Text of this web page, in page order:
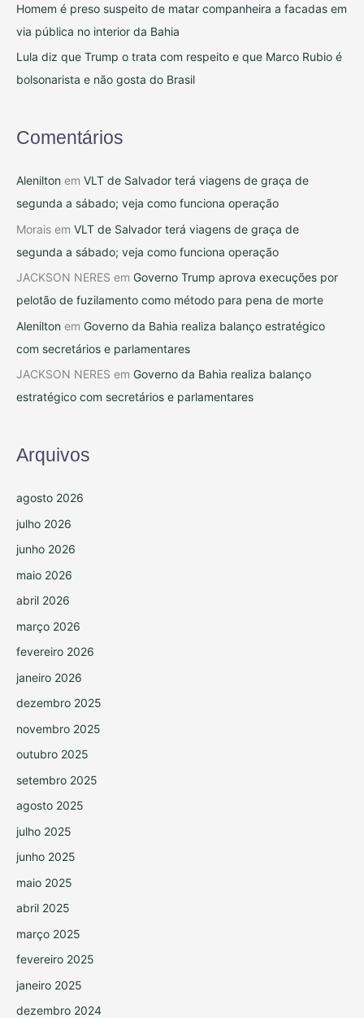
o
r
:
Homem é preso suspeito de matar companheira a facadas em
via pública no interior da Bahia
Lula diz que Trump o trata com respeito e que Marco Rubio é
bolsonarista e não gosta do Brasil
Comentários
Alenilton em VLT de Salvador terá viagens de graça de
segunda a sábado; veja como funciona operação
Morais em VLT de Salvador terá viagens de graça de
segunda a sábado; veja como funciona operação
JACKSON NERES em Governo Trump aprova execuções por
pelotão de fuzilamento como método para pena de morte
Alenilton em Governo da Bahia realiza balanço estratégico
com secretários e parlamentares
JACKSON NERES em Governo da Bahia realiza balanço
estratégico com secretários e parlamentares
Arquivos
agosto 2026
julho 2026
junho 2026
maio 2026
abril 2026
março 2026
fevereiro 2026
janeiro 2026
dezembro 2025
novembro 2025
outubro 2025
setembro 2025
agosto 2025
julho 2025
junho 2025
maio 2025
abril 2025
março 2025
fevereiro 2025
janeiro 2025
dezembro 2024